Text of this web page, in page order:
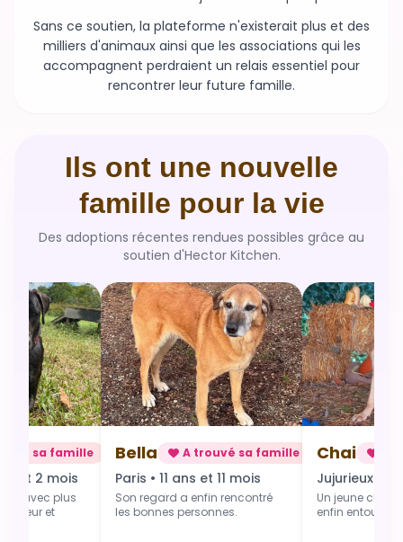
Sans ce soutien, la plateforme n'existerait plus et des
milliers d'animaux ainsi que les associations qui les
accompagnent perdraient un relais essentiel pour
rencontrer leur future famille.
Ils ont une nouvelle
famille pour la vie
Des adoptions récentes rendues possibles grâce au
soutien d'Hector Kitchen.
sa famille
11 mois
rencontré
Chai A trouvé sa famille
Jujurieux • 1 an
Un jeune chien qui grandit
enfin entouré et aimé.
Alba
Douville • 4
Une toute
commence du